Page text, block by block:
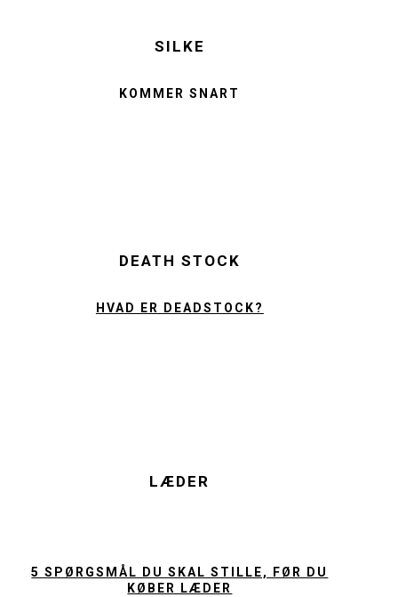
SILKE
KOMMER SNART
DEATH STOCK
HVAD ER DEADSTOCK?
LÆDER
5 SPØRGSMÅL DU SKAL STILLE, FØR DU
KØBER LÆDER